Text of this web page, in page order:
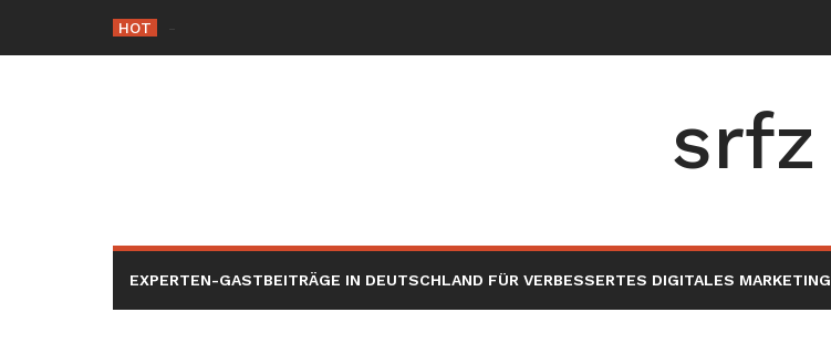
content
HOT
srfz
EXPERTEN-GASTBEITRÄGE IN DEUTSCHLAND FÜR VERBESSERTES DIGITALES MARKETING